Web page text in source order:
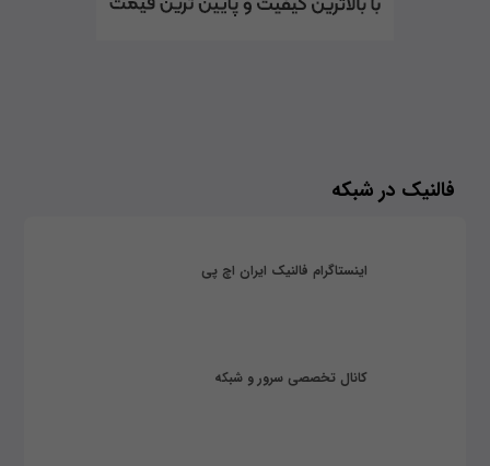
فالنیک در شبکه
اینستاگرام فالنیک ایران اچ پی
کانال تخصصی سرور و شبکه